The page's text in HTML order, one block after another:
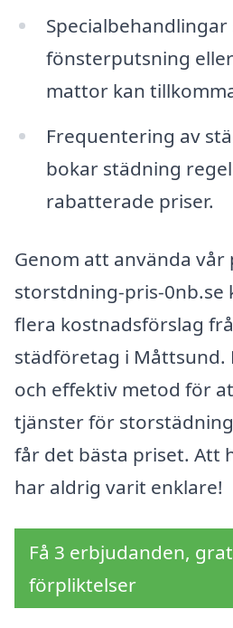
Specialbehandlingar
fönsterputsning
mattor kan
Frequentering av
bokar städning
rabatterade priser.
Genom att använda
storstdning-pris-0nb.se
flera kostnadsförslag
städföretag i Måttsund.
och effektiv metod för
tjänster för
får det bästa priset. Att
har aldrig varit enklare!
Få 3 erbjudanden,
förpliktelser